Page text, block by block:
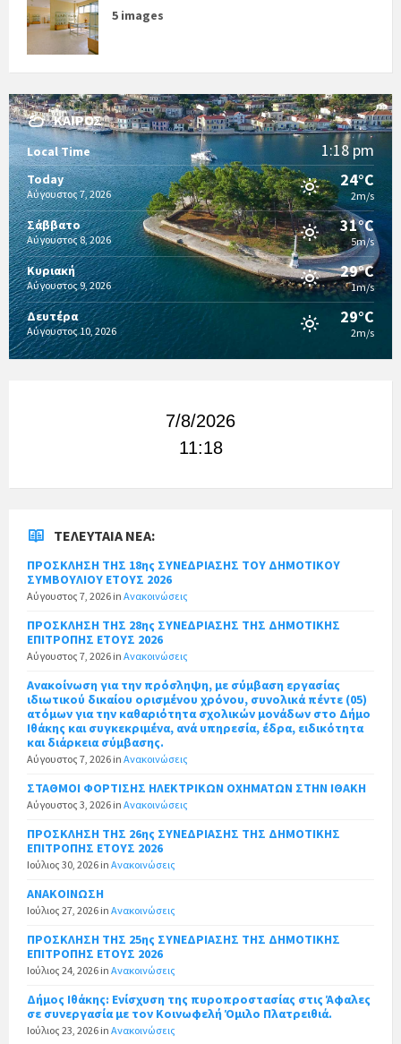
5 images
ΚΑΙΡΌΣ
Local Time 1:18 pm
Today
Αύγουστος 7, 2026
24°C
2m/s
Σάββατο
Αύγουστος 8, 2026
31°C
5m/s
Κυριακή
Αύγουστος 9, 2026
29°C
1m/s
Δευτέρα
Αύγουστος 10, 2026
29°C
2m/s
7/8/2026
11:18
ΤΕΛΕΥΤΑΊΑ ΝΈΑ:
ΠΡΟΣΚΛΗΣΗ ΤΗΣ 18ης ΣΥΝΕΔΡΙΑΣΗΣ ΤΟΥ ΔΗΜΟΤΙΚΟΥ
ΣΥΜΒΟΥΛΙΟΥ ΕΤΟΥΣ 2026
Αύγουστος 7, 2026 in Ανακοινώσεις
ΠΡΟΣΚΛΗΣΗ ΤΗΣ 28ης ΣΥΝΕΔΡΙΑΣΗΣ ΤΗΣ ΔΗΜΟΤΙΚΗΣ
ΕΠΙΤΡΟΠΗΣ ΕΤΟΥΣ 2026
Αύγουστος 7, 2026 in Ανακοινώσεις
Ανακοίνωση για την πρόσληψη, με σύμβαση εργασίας
ιδιωτικού δικαίου ορισμένου χρόνου, συνολικά πέντε (05)
ατόμων για την καθαριότητα σχολικών μονάδων στο Δήμο
Ιθάκης και συγκεκριμένα, ανά υπηρεσία, έδρα, ειδικότητα
και διάρκεια σύμβασης.
Αύγουστος 7, 2026 in Ανακοινώσεις
ΣΤΑΘΜΟΙ ΦΟΡΤΙΣΗΣ ΗΛΕΚΤΡΙΚΩΝ ΟΧΗΜΑΤΩΝ ΣΤΗΝ ΙΘΑΚΗ
Αύγουστος 3, 2026 in Ανακοινώσεις
ΠΡΟΣΚΛΗΣΗ ΤΗΣ 26ης ΣΥΝΕΔΡΙΑΣΗΣ ΤΗΣ ΔΗΜΟΤΙΚΗΣ
ΕΠΙΤΡΟΠΗΣ ΕΤΟΥΣ 2026
Ιούλιος 30, 2026 in Ανακοινώσεις
ΑΝΑΚΟΙΝΩΣΗ
Ιούλιος 27, 2026 in Ανακοινώσεις
ΠΡΟΣΚΛΗΣΗ ΤΗΣ 25ης ΣΥΝΕΔΡΙΑΣΗΣ ΤΗΣ ΔΗΜΟΤΙΚΗΣ
ΕΠΙΤΡΟΠΗΣ ΕΤΟΥΣ 2026
Ιούλιος 24, 2026 in Ανακοινώσεις
Δήμος Ιθάκης: Ενίσχυση της πυροπροστασίας στις Άφαλες
σε συνεργασία με τον Κοινωφελή Όμιλο Πλατρειθιά.
Ιούλιος 23, 2026 in Ανακοινώσεις